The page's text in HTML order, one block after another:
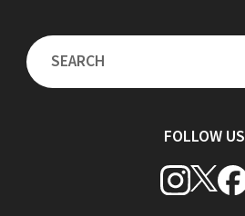
FOLLOW US